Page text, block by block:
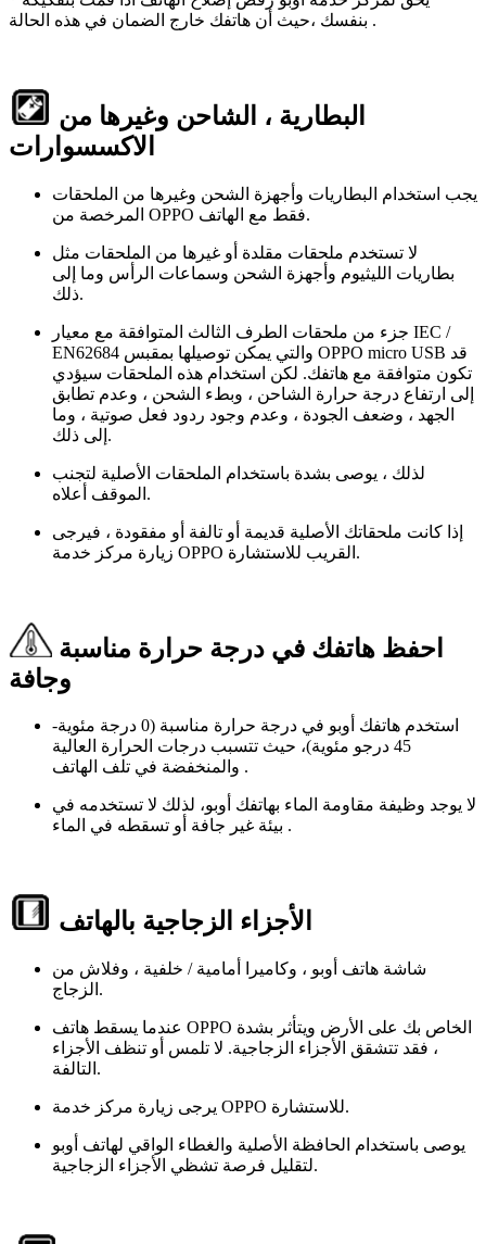
بنفسك ،حيث أن هاتفك خارج الضمان في هذه الحالة .
البطارية ، الشاحن وغيرها من
الاكسسوارات
يجب استخدام البطاريات وأجهزة الشحن وغيرها من الملحقات
المرخصة من OPPO فقط مع الهاتف.
لا تستخدم ملحقات مقلدة أو غيرها من الملحقات مثل
بطاريات الليثيوم وأجهزة الشحن وسماعات الرأس وما إلى
ذلك.
جزء من ملحقات الطرف الثالث المتوافقة مع معيار IEC /
EN62684 والتي يمكن توصيلها بمقبس OPPO micro USB قد
تكون متوافقة مع هاتفك. لكن استخدام هذه الملحقات سيؤدي
إلى ارتفاع درجة حرارة الشاحن ، وبطء الشحن ، وعدم تطابق
الجهد ، وضعف الجودة ، وعدم وجود ردود فعل صوتية ، وما
إلى ذلك.
لذلك ، يوصى بشدة باستخدام الملحقات الأصلية لتجنب
الموقف أعلاه.
إذا كانت ملحقاتك الأصلية قديمة أو تالفة أو مفقودة ، فيرجى
زيارة مركز خدمة OPPO القريب للاستشارة.
وجافة
استخدم هاتفك أوبو في درجة حرارة مناسبة (0 درجة مئوية-
45 درجو مئوية)، حيث تتسبب درجات الحرارة العالية
والمنخفضة في تلف الهاتف .
لا يوجد وظيفة مقاومة الماء بهاتفك أوبو، لذلك لا تستخدمه في
بيئة غير جافة أو تسقطه في الماء .
شاشة هاتف أوبو ، وكاميرا أمامية / خلفية ، وفلاش من
الزجاج.
عندما يسقط هاتف OPPO الخاص بك على الأرض ويتأثر بشدة
، فقد تتشقق الأجزاء الزجاجية. لا تلمس أو تنظف الأجزاء
التالفة.
يرجى زيارة مركز خدمة OPPO للاستشارة.
يوصى باستخدام الحافظة الأصلية والغطاء الواقي لهاتف أوبو
لتقليل فرصة تشظي الأجزاء الزجاجية.